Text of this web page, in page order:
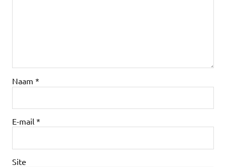
Naam *
E-mail *
Site